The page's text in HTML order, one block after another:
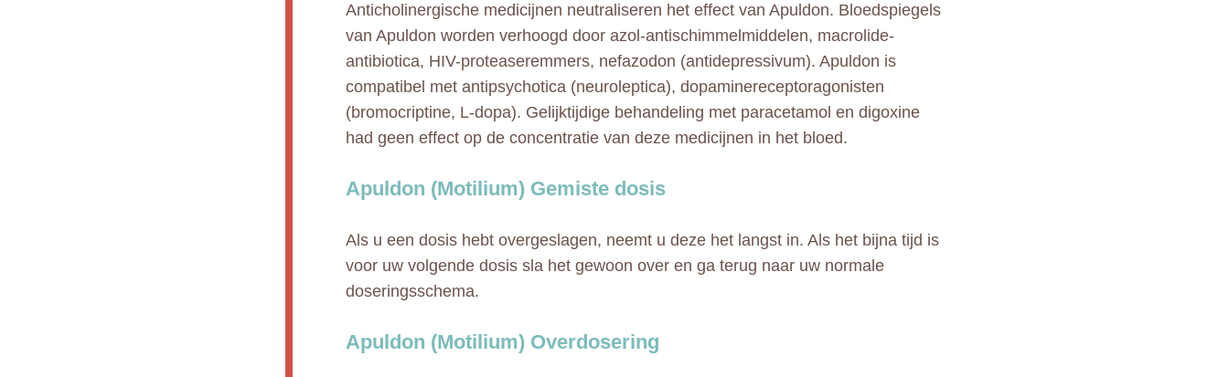
Anticholinergische medicijnen neutraliseren het effect van Apuldon. Bloedspiegels
van Apuldon worden verhoogd door azol-antischimmelmiddelen, macrolide-
antibiotica, HIV-proteaseremmers, nefazodon (antidepressivum). Apuldon is
compatibel met antipsychotica (neuroleptica), dopaminereceptoragonisten
(bromocriptine, L-dopa). Gelijktijdige behandeling met paracetamol en digoxine
had geen effect op de concentratie van deze medicijnen in het bloed.
Apuldon (Motilium) Gemiste dosis
Als u een dosis hebt overgeslagen, neemt u deze het langst in. Als het bijna tijd is
voor uw volgende dosis sla het gewoon over en ga terug naar uw normale
doseringsschema.
Apuldon (Motilium) Overdosering